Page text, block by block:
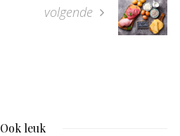
volgende
Ook leuk